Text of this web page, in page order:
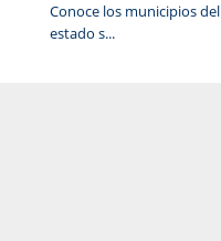
Conoce los municipios del
estado s...